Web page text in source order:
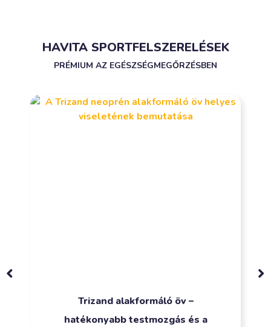
HAVITA SPORTFELSZERELÉSEK
PRÉMIUM AZ EGÉSZSÉGMEGŐRZÉSBEN
Trizand alakformáló öv –
hatékonyabb testmozgás és a